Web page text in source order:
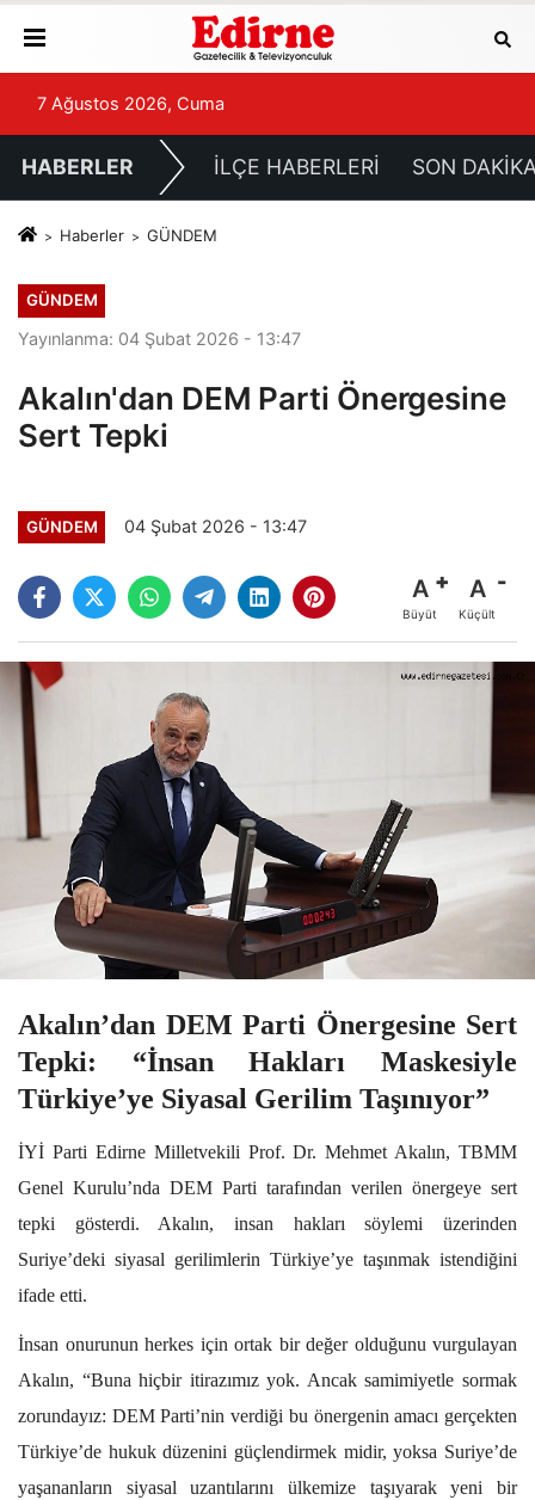
7 Ağustos 2026, Cuma
HABERLER İLÇE HABERLERİ SON
Haberler GÜNDEM
GÜNDEM
Yayınlanma: 04 Şubat 2026 - 13:47
Akalın'dan DEM Parti Önergesine
Sert Tepki
GÜNDEM 04 Şubat 2026 - 13:47
A
Büyüt
A
Küçült
Akalın’dan DEM Parti Önergesine Sert
Tepki: “İnsan Hakları Maskesiyle
Türkiye’ye Siyasal Gerilim Taşınıyor”
İYİ Parti Edirne Milletvekili Prof. Dr. Mehmet Akalın, TBMM
Genel Kurulu’nda DEM Parti tarafından verilen önergeye sert
tepki gösterdi. Akalın, insan hakları söylemi üzerinden
Suriye’deki siyasal gerilimlerin Türkiye’ye taşınmak istendiğini
ifade etti.
İnsan onurunun herkes için ortak bir değer olduğunu vurgulayan
Akalın, “Buna hiçbir itirazımız yok. Ancak samimiyetle sormak
zorundayız: DEM Parti’nin verdiği bu önergenin amacı gerçekten
Türkiye’de hukuk düzenini güçlendirmek midir, yoksa Suriye’de
yaşananların siyasal uzantılarını ülkemize taşıyarak yeni bir